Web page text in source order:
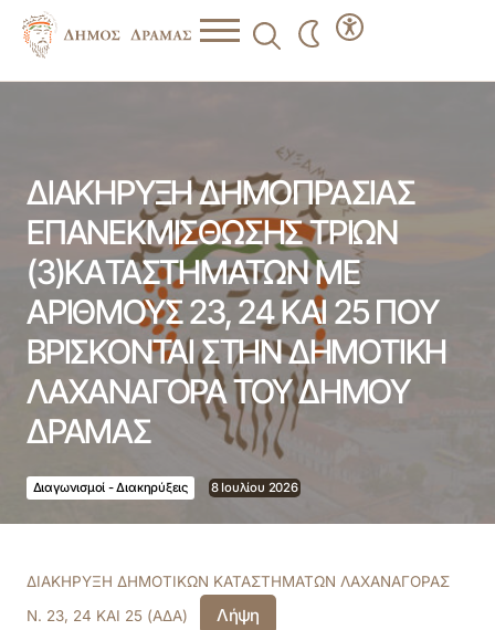
ΔΙΑΚΗΡΥΞΗ ΔΗΜΟΠΡΑΣΙΑΣ
ΕΠΑΝΕΚΜΙΣΘΩΣΗΣ ΤΡΙΩΝ
(3)KAΤΑΣΤΗΜΑΤΩΝ ΜΕ
ΑΡΙΘΜΟΥΣ 23, 24 ΚΑΙ 25 ΠΟΥ
ΒΡΙΣΚΟΝΤΑΙ ΣΤΗΝ ΔΗΜΟΤΙΚΗ
ΛΑΧΑΝΑΓΟΡΑ ΤΟΥ ΔΗΜΟΥ
ΔΡΑΜΑΣ
Διαγωνισμοί - Διακηρύξεις 8 Ιουλίου 2026
ΔΙΑΚΗΡΥΞΗ ΔΗΜΟΤΙΚΩΝ ΚΑΤΑΣΤΗΜΑΤΩΝ ΛΑΧΑΝΑΓΟΡΑΣ
Ν. 23, 24 ΚΑΙ 25 (ΑΔΑ)
Λήψη